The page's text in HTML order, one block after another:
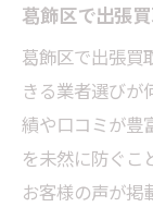
ト
家具
出張買取
出張
目
葛飾区で出張
葛飾区で出張買
きる業者選びが
績や口コミが豊
を未然に防ぐこ
お客様の声が掲